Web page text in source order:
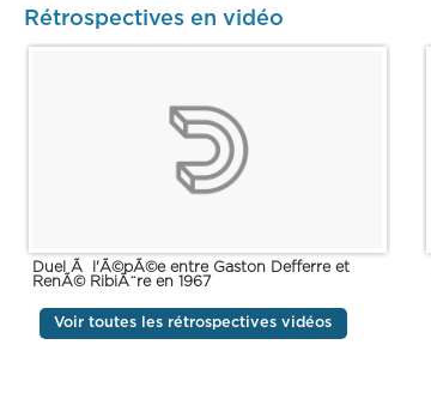
Rétrospectives en vidéo
Duel Ã l'Ã©pÃ©e entre Gaston Defferre et
RenÃ© RibiÃ¨re en 1967
Voir toutes les rétrospectives vidéos